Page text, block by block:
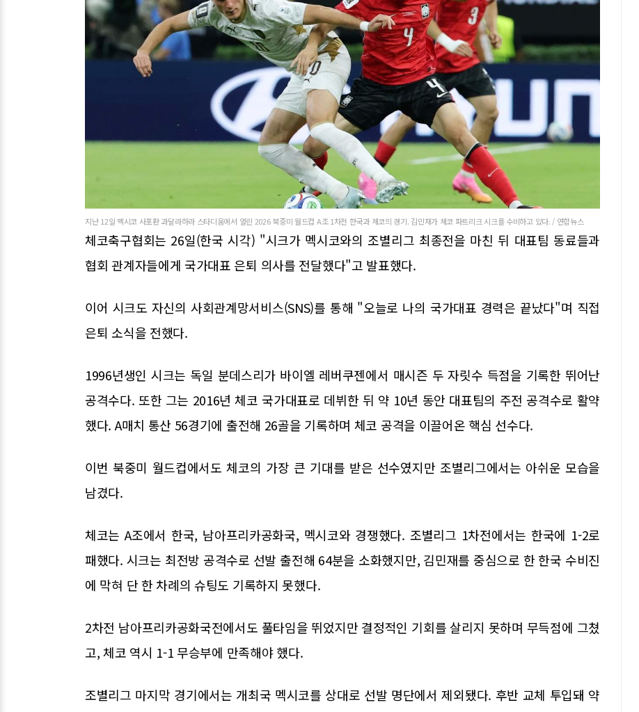
지난 12일 멕시코 사포판 과달라하라 스타디움에서 열린 2026 북중미 월드컵 A조 1차전 한국과 체코의 경기. 김민재가 체코 파트리크 시크를 수비하고 있다. / 연합뉴스
체코축구협회는 26일(한국 시각) "시크가 멕시코와의 조별리그 최종전을 마친 뒤 대표팀 동료들과
협회 관계자들에게 국가대표 은퇴 의사를 전달했다"고 발표했다.
이어 시크도 자신의 사회관계망서비스(SNS)를 통해 "오늘로 나의 국가대표 경력은 끝났다"며 직접
은퇴 소식을 전했다.
1996년생인 시크는 독일 분데스리가 바이엘 레버쿠젠에서 매시즌 두 자릿수 득점을 기록한 뛰어난
공격수다. 또한 그는 2016년 체코 국가대표로 데뷔한 뒤 약 10년 동안 대표팀의 주전 공격수로 활약
했다. A매치 통산 56경기에 출전해 26골을 기록하며 체코 공격을 이끌어온 핵심 선수다.
이번 북중미 월드컵에서도 체코의 가장 큰 기대를 받은 선수였지만 조별리그에서는 아쉬운 모습을
남겼다.
체코는 A조에서 한국, 남아프리카공화국, 멕시코와 경쟁했다. 조별리그 1차전에서는 한국에 1-2로
패했다. 시크는 최전방 공격수로 선발 출전해 64분을 소화했지만, 김민재를 중심으로 한 한국 수비진
에 막혀 단 한 차례의 슈팅도 기록하지 못했다.
2차전 남아프리카공화국전에서도 풀타임을 뛰었지만 결정적인 기회를 살리지 못하며 무득점에 그쳤
고, 체코 역시 1-1 무승부에 만족해야 했다.
조별리그 마지막 경기에서는 개최국 멕시코를 상대로 선발 명단에서 제외됐다. 후반 교체 투입돼 약